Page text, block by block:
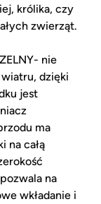
królika, czy
zwierząt.
nie
dzięki
jest
ma
na całą
na
wkładanie i